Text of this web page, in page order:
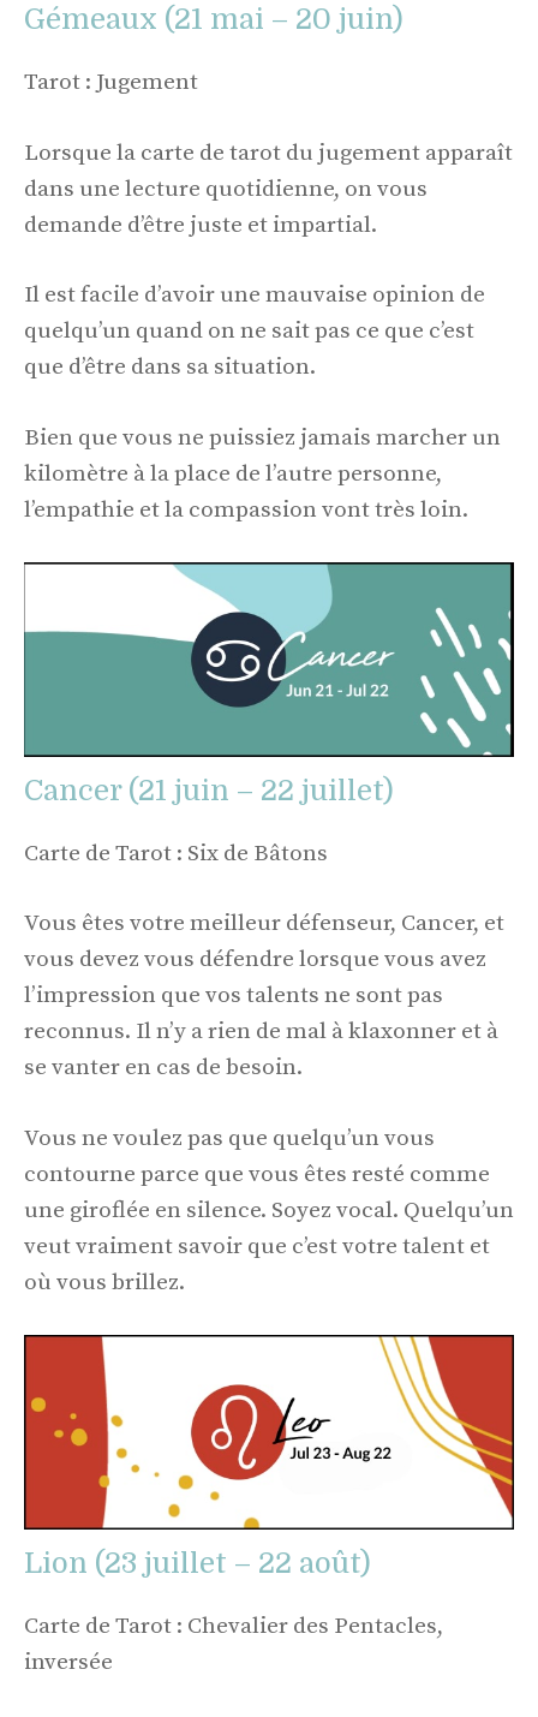
Gémeaux (21 mai – 20 juin)
Tarot : Jugement
Lorsque la carte de tarot du jugement apparaît
dans une lecture quotidienne, on vous
demande d’être juste et impartial.
Il est facile d’avoir une mauvaise opinion de
quelqu’un quand on ne sait pas ce que c’est
que d’être dans sa situation.
Bien que vous ne puissiez jamais marcher un
kilomètre à la place de l’autre personne,
l’empathie et la compassion vont très loin.
Cancer (21 juin – 22 juillet)
Carte de Tarot : Six de Bâtons
Vous êtes votre meilleur défenseur, Cancer, et
vous devez vous défendre lorsque vous avez
l’impression que vos talents ne sont pas
reconnus. Il n’y a rien de mal à klaxonner et à
se vanter en cas de besoin.
Vous ne voulez pas que quelqu’un vous
contourne parce que vous êtes resté comme
une giroflée en silence. Soyez vocal. Quelqu’un
veut vraiment savoir que c’est votre talent et
où vous brillez.
Lion (23 juillet – 22 août)
Carte de Tarot : Chevalier des Pentacles,
inversée